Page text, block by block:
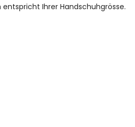
Ihrer Handschuhgrösse.